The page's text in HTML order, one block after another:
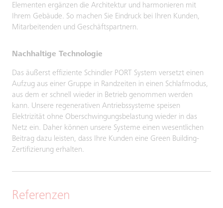
Elementen ergänzen die Architektur und harmonieren mit
Ihrem Gebäude. So machen Sie Eindruck bei Ihren Kunden,
Mitarbeitenden und Geschäftspartnern.
Nachhaltige Technologie
Das äußerst effiziente Schindler PORT System versetzt einen
Aufzug aus einer Gruppe in Randzeiten in einen Schlafmodus,
aus dem er schnell wieder in Betrieb genommen werden
kann. Unsere regenerativen Antriebssysteme speisen
Elektrizität ohne Oberschwingungsbelastung wieder in das
Netz ein. Daher können unsere Systeme einen wesentlichen
Beitrag dazu leisten, dass Ihre Kunden eine Green Building-
Zertifizierung erhalten.
Referenzen